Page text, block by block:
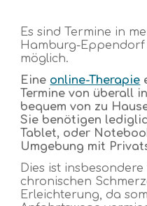
Es sind Termine in
Hamburg-Eppendorf
möglich.
Eine online-Therapie
Termine von überall
bequem von zu
Sie benötigen
Tablet, oder
Umgebung mit
Dies ist
chronischen
Erleichterung, da